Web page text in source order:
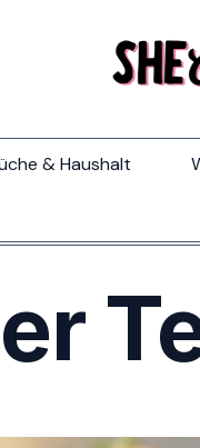
& Haushalt